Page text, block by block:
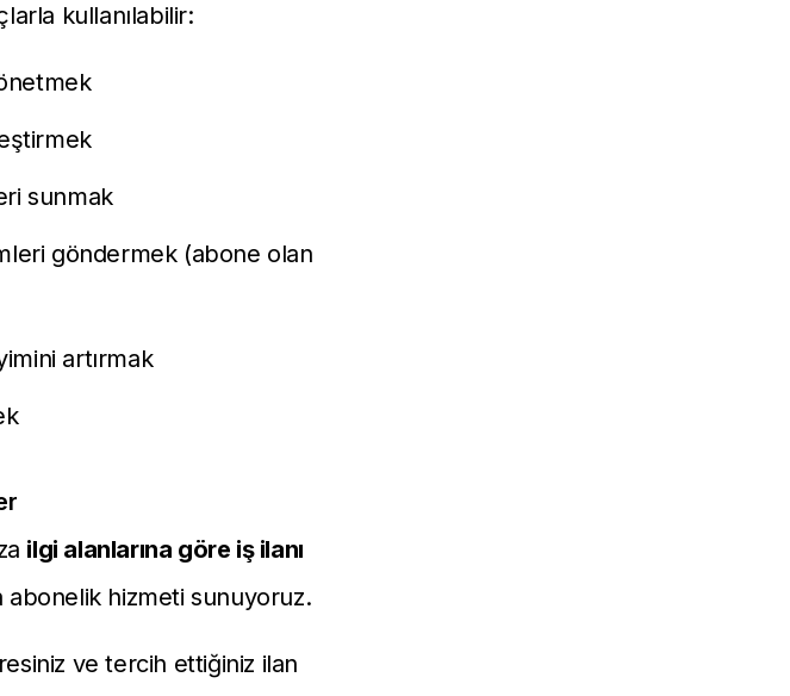
kullanılabilir:
sunmak
göndermek (abone olan
artırmak
ilgi alanlarına göre iş ilanı
hizmeti sunuyoruz.
ve tercih ettiğiniz ilan